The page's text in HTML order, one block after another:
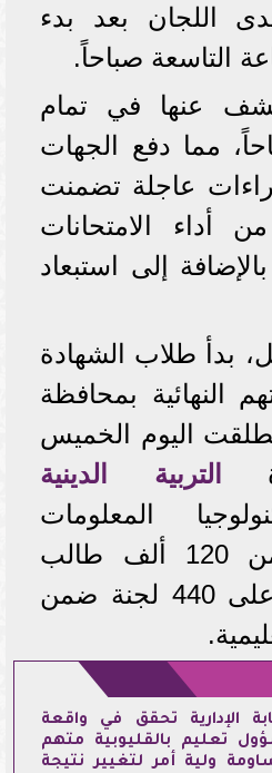
اللجان بعد بدء
التاسعة صباحاً.
عنها في تمام
9:55 صباحاً، مما دفع الجهات
عاجلة تضمنت
أداء الامتحانات
إلى استبعاد
بدأ طلاب الشهادة
النهائية بمحافظة
اليوم الخميس
التربية الدينية
المعلومات
بمشاركة أكثر من 120 ألف طالب
وطالبة موزعين على 440 لجنة ضمن
الإدارية تحقق في واقعة
تعليم بالقليوبية متهم
ولية أمر لتغيير نتيجة